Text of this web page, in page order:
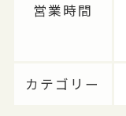
営業時間
カテゴリー